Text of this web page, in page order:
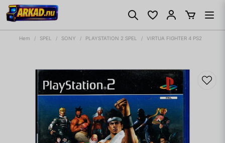
Hem SPEL SONY PLAYSTATION 2 SPEL VIRTUA FIGHTER 4 PS2